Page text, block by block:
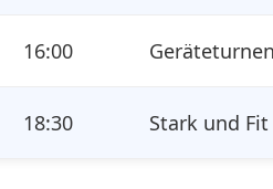
16:00 Geräteturnen
18:30 Stark und